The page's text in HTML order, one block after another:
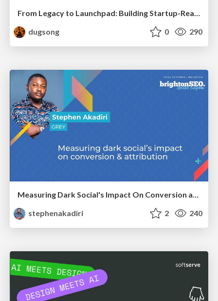
dugsong
0 290
Measuring Dark Social's Impact On Conversion and Attribution
stephenakadiri
2 240